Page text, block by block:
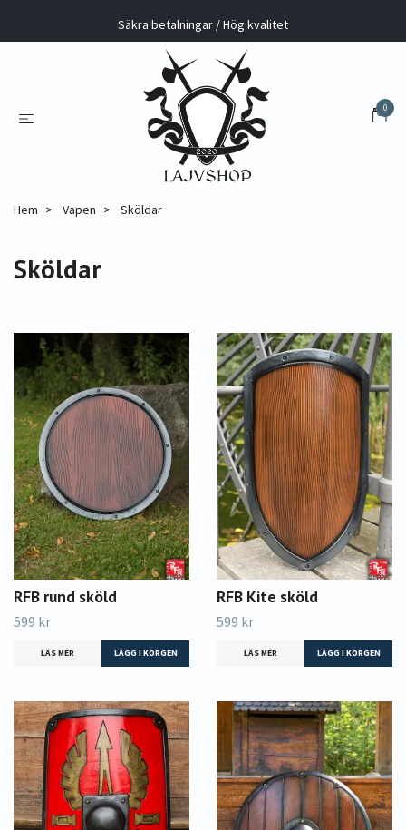
Säkra betalningar / Hög kvalitet
0
Hem Vapen Sköldar
Sköldar
RFB rund sköld
599 kr
LÄS MER LÄGG I KORGEN
RFB Kite sköld
599 kr
LÄS MER LÄGG I KORGEN